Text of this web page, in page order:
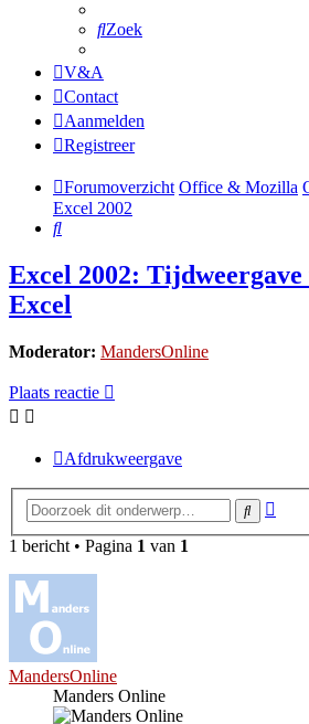
Zoek
V&A
Contact
Aanmelden
Registreer
Forumoverzicht Office & Mozilla
Excel 2002
Zoek
Excel 2002:
Excel
Moderator: MandersOnline
Plaats reactie
Afdrukweergave
Zoek
1 bericht • Pagina 1 van 1
MandersOnline
Manders Online